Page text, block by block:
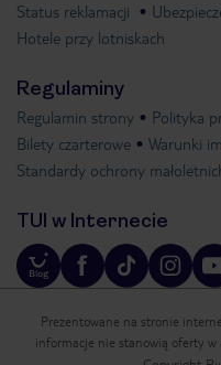
Status reklamacji
Hotele przy lotniskach
Regulaminy
Regulamin strony Polityka
Bilety czarterowe
Warunki
Standardy ochrony
TUI w Internecie
Prezentowane na stronie
informacje nie stanowią oferty